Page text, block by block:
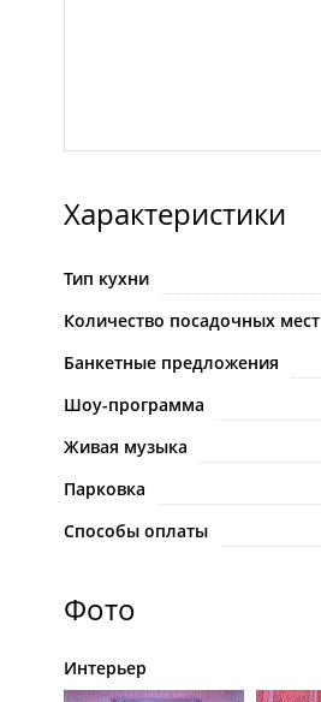
Характеристики
Тип кухни
Количество посадочных мест
Банкетные предложения
Шоу-программа
Живая музыка
Парковка
Способы оплаты
Фото
Интерьер